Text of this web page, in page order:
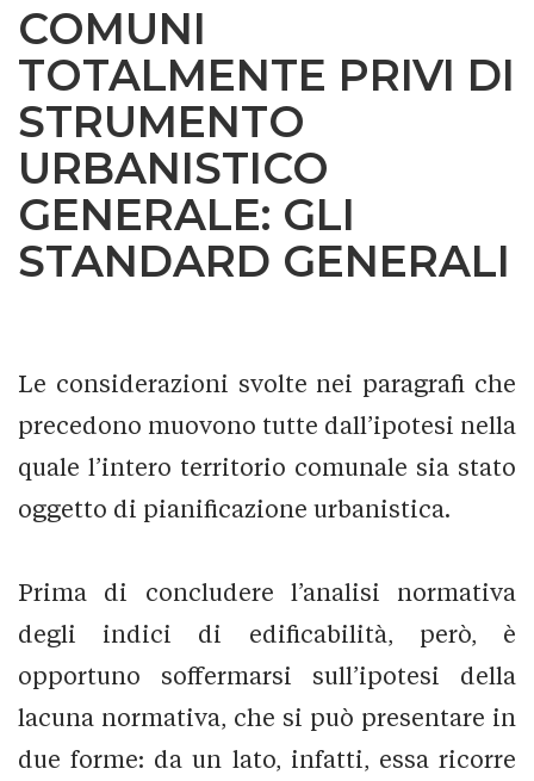
COMUNI
TOTALMENTE PRIVI DI
STRUMENTO
URBANISTICO
GENERALE: GLI
STANDARD GENERALI
Le considerazioni svolte nei paragrafi che
precedono muovono tutte dall’ipotesi nella
quale l’intero territorio comunale sia stato
oggetto di pianificazione urbanistica.
Prima di concludere l’analisi normativa
degli indici di edificabilità, però, è
opportuno soffermarsi sull’ipotesi della
lacuna normativa, che si può presentare in
due forme: da un lato, infatti, essa ricorre